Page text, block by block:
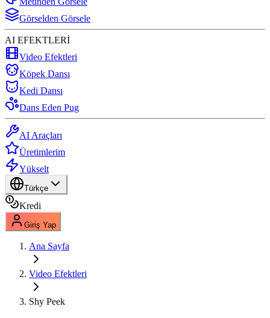
Görselden Görsele
AI EFEKTLERİ
Video Efektleri
Köpek Dansı
Kedi Dansı
Dans Eden Pug
AI Araçları
Üretimlerim
Yükselt
Türkçe
Kredi
Giriş Yap
Ana Sayfa
Video Efektleri
Shy Peek